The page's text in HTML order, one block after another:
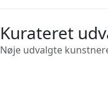
Kurateret
Nøje udvalgte